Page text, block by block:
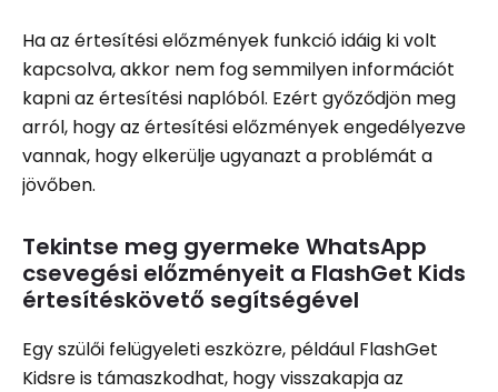
Ha az értesítési előzmények funkció idáig ki volt
kapcsolva, akkor nem fog semmilyen információt
kapni az értesítési naplóból. Ezért győződjön meg
arról, hogy az értesítési előzmények engedélyezve
vannak, hogy elkerülje ugyanazt a problémát a
jövőben.
Tekintse meg gyermeke WhatsApp
csevegési előzményeit a FlashGet Kids
értesítéskövető segítségével
Egy szülői felügyeleti eszközre, például FlashGet
Kidsre is támaszkodhat, hogy visszakapja az